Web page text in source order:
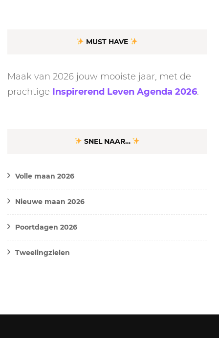
MUST HAVE
Maak van 2026 jouw mooiste jaar, met de
prachtige Inspirerend Leven Agenda 2026.
SNEL NAAR…
Volle maan 2026
Nieuwe maan 2026
Poortdagen 2026
Tweelingzielen